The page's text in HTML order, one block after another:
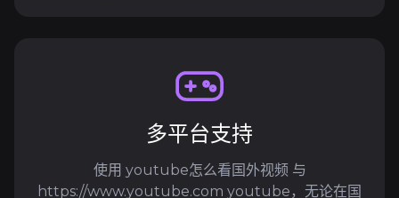
多平台支持
使用 youtube怎么看国外视频 与
https://www.youtube.com youtube，无论在国